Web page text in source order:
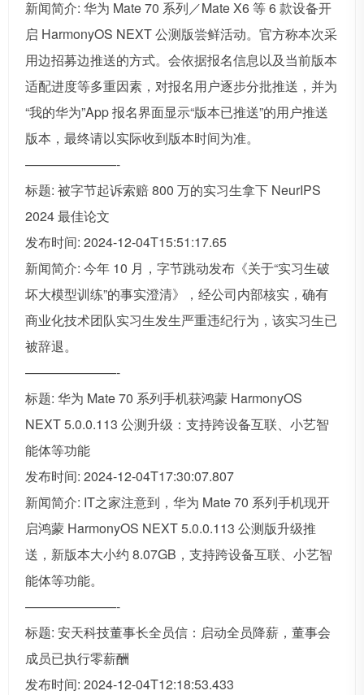
新闻简介: 华为 Mate 70 系列／Mate X6 等 6 款设备开
启 HarmonyOS NEXT 公测版尝鲜活动。官方称本次采
用边招募边推送的方式。会依据报名信息以及当前版本
适配进度等多重因素，对报名用户逐步分批推送，并为
“我的华为”App 报名界面显示“版本已推送”的用户推送
版本，最终请以实际收到版本时间为准。
———————-
标题: 被字节起诉索赔 800 万的实习生拿下 NeurIPS
2024 最佳论文
发布时间: 2024-12-04T15:51:17.65
新闻简介: 今年 10 月，字节跳动发布《关于“实习生破
坏大模型训练”的事实澄清》，经公司内部核实，确有
商业化技术团队实习生发生严重违纪行为，该实习生已
被辞退。
———————-
标题: 华为 Mate 70 系列手机获鸿蒙 HarmonyOS
NEXT 5.0.0.113 公测升级：支持跨设备互联、小艺智
能体等功能
发布时间: 2024-12-04T17:30:07.807
新闻简介: IT之家注意到，华为 Mate 70 系列手机现开
启鸿蒙 HarmonyOS NEXT 5.0.0.113 公测版升级推
送，新版本大小约 8.07GB，支持跨设备互联、小艺智
能体等功能。
———————-
标题: 安天科技董事长全员信：启动全员降薪，董事会
成员已执行零薪酬
发布时间: 2024-12-04T12:18:53.433